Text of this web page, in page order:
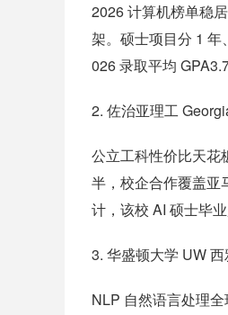
2026 计算机榜单稳
架。硕士项目分 1
026 录取平均
2. 佐治亚理工
公立工科性价比天花
半，校企合作覆盖亚
计，该校 AI 硕士毕
3. 华盛顿大学 UW 西
NLP 自然语言处理